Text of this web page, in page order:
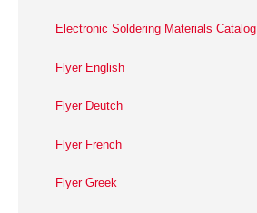
Electronic Soldering Materials Catalog
Flyer English
Flyer Deutch
Flyer French
Flyer Greek